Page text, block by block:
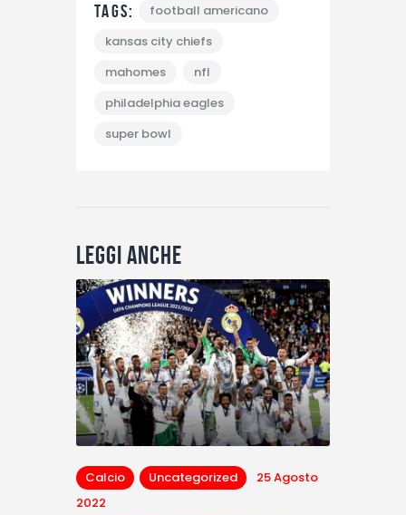
Tags:
football americano
kansas city chiefs
mahomes
nfl
philadelphia eagles
super bowl
Leggi anche
Calcio Uncategorized
25 Agosto
2022